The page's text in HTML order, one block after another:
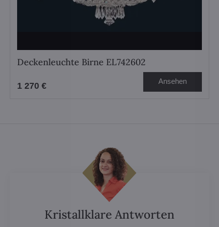
Deckenleuchte Birne EL742602
1 270 € Ansehen
Kristallklare Antworten